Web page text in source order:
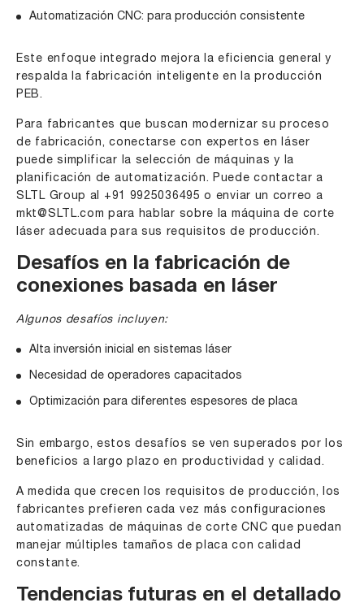
Automatización CNC: para producción consistente
Este enfoque integrado mejora la eficiencia general y
respalda la fabricación inteligente en la producción
PEB.
Para fabricantes que buscan modernizar su proceso
de fabricación, conectarse con expertos en láser
puede simplificar la selección de máquinas y la
planificación de automatización. Puede contactar a
SLTL Group al +91 9925036495 o enviar un correo a
mkt@SLTL.com para hablar sobre la máquina de corte
láser adecuada para sus requisitos de producción.
Desafíos en la fabricación de
conexiones basada en láser
Algunos desafíos incluyen:
Alta inversión inicial en sistemas láser
Necesidad de operadores capacitados
Optimización para diferentes espesores de placa
Sin embargo, estos desafíos se ven superados por los
beneficios a largo plazo en productividad y calidad.
A medida que crecen los requisitos de producción, los
fabricantes prefieren cada vez más configuraciones
automatizadas de máquinas de corte CNC que puedan
manejar múltiples tamaños de placa con calidad
constante.
Tendencias futuras en el detallado